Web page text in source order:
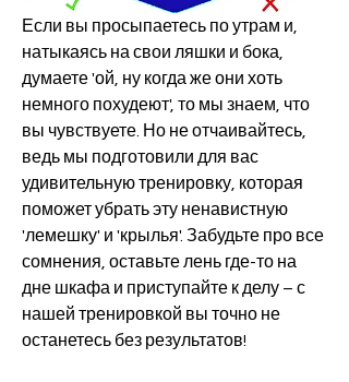
Если вы просыпаетесь по утрам и,
натыкаясь на свои ляшки и бока,
думаете 'ой, ну когда же они хоть
немного похудеют', то мы знаем, что
вы чувствуете. Но не отчаивайтесь,
ведь мы подготовили для вас
удивительную тренировку, которая
поможет убрать эту ненавистную
'лемешку' и 'крылья'. Забудьте про все
сомнения, оставьте лень где-то на
дне шкафа и приступайте к делу – с
нашей тренировкой вы точно не
останетесь без результатов!